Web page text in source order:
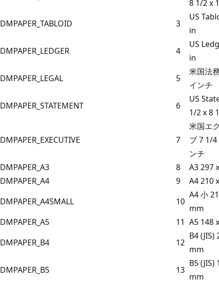
8 1/2 x
DMPAPER_TABLOID
3
US
in
DMPAPER_LEDGER
4
US
in
DMPAPER_LEGAL
5
米国法
インチ
DMPAPER_STATEMENT
6
US
1/2 x 8
DMPAPER_EXECUTIVE 7
米国エ
ブ 7 1/
ンチ
DMPAPER_A3
8
A3 297
DMPAPER_A4
9
A4 210
DMPAPER_A4SMALL
10
A4 小
mm
DMPAPER_A5
11 A5 148
DMPAPER_B4
12
B4 (JIS)
mm
DMPAPER_B5
13
B5 (JIS)
mm